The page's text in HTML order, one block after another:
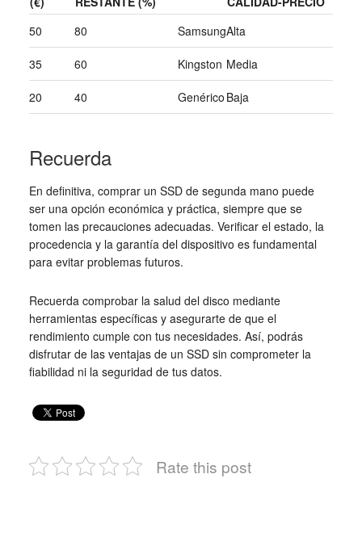
50
80 SamsungAlta
35 60 Kingston Media
20 40 Genérico Baja
Recuerda
En definitiva, comprar un SSD de segunda mano puede
ser una opción económica y práctica, siempre que se
tomen las precauciones adecuadas. Verificar el estado, la
procedencia y la garantía del dispositivo es fundamental
para evitar problemas futuros.
Recuerda comprobar la salud del disco mediante
herramientas específicas y asegurarte de que el
rendimiento cumple con tus necesidades. Así, podrás
disfrutar de las ventajas de un SSD sin comprometer la
fiabilidad ni la seguridad de tus datos.
Rate this post